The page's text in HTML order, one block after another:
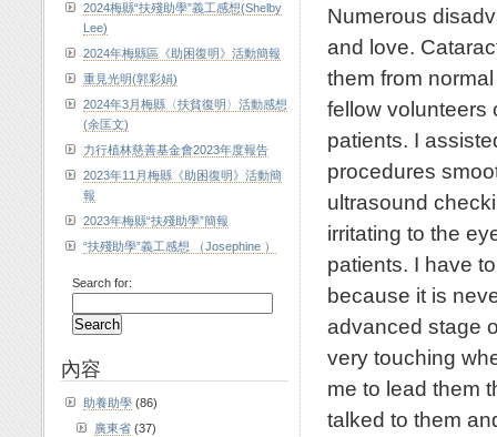
Numerous
and love.
them from
fellow volunteers
patients. I
procedures
ultrasound
irritating to the
patients. I have
because it is
advanced stage
very touching
me to lead them
talked to them
2024梅縣“扶殘助學”義工感想(Shelby
Lee)
2024年梅縣區《助困復明》活動簡報
重見光明(郭彩娟)
2024年3月梅縣〈扶貧復明〉活動感想
(余匡文)
力行植林慈善基金會2023年度報告
2023年11月梅縣《助困復明》活動簡
報
2023年梅縣“扶殘助學”簡報
“扶殘助學”義工感想 （Josephine ）
Search for:
內容
助養助學 (86)
廣東省 (37)